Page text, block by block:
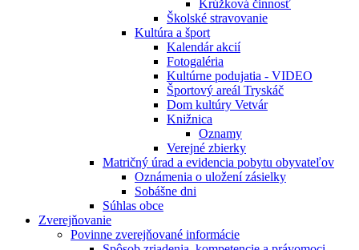
Krúžková činnosť
Školské stravovanie
Kultúra a šport
Kalendár akcií
Fotogaléria
Kultúrne podujatia - VIDEO
Športový areál Tryskáč
Dom kultúry Vetvár
Knižnica
Oznamy
Verejné zbierky
Matričný úrad a evidencia pobytu obyvateľov
Oznámenia o uložení zásielky
Sobášne dni
Súhlas obce
Zverejňovanie
Povinne zverejňované informácie